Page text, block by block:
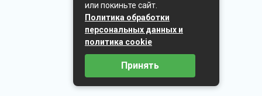
или покиньте сайт.
Политика обработки
персональных данных и
политика cookie
Принять